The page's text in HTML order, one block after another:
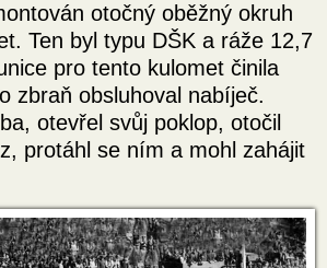
otočný oběžný okruh
Ten byl typu DŠK a ráže 12,7
pro tento kulomet činila
zbraň obsluhoval nabíječ.
otevřel svůj poklop, otočil
protáhl se ním a mohl zahájit